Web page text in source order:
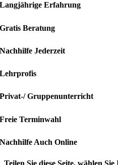
Langjährige Erfahrung
Gratis Beratung
Nachhilfe Jederzeit
Lehrprofis
Privat-/ Gruppenunterricht
Freie Terminwahl
Nachhilfe Auch Online